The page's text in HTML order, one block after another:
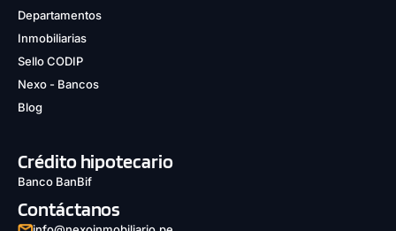
Departamentos
Inmobiliarias
Sello CODIP
Nexo - Bancos
Blog
Crédito hipotecario
Banco BanBif
Contáctanos